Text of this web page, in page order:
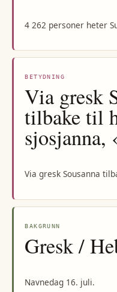
4 262 personer heter
BETYDNING
Via gresk
tilbake til
sjosjanna,
Via gresk Sousanna
BAKGRUNN
Gresk /
Navnedag 16. juli.